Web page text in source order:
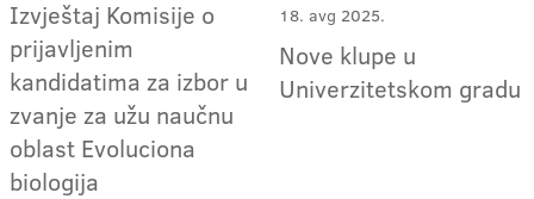
Izvještaj Komisije o
prijavljenim
kandidatima za izbor u
zvanje za užu naučnu
oblast Evoluciona
biologija
18. avg 2025.
Nove klupe u
Univerzitetskom gradu